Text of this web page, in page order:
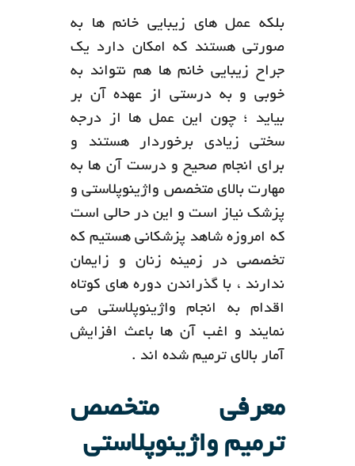
بلکه عمل های زیبایی خانم ها به
صورتی هستند که امکان دارد یک
جراح زیبایی خانم ها هم نتواند به
خوبی و به درستی از عهده آن بر
بیاید ؛ چون این عمل ها از درجه
سختی زیادی برخوردار هستند و
برای انجام صحیح و درست آن ها به
مهارت بالای متخصص واژینوپلاستی و
پزشک نیاز است و این در حالی است
که امروزه شاهد پزشکانی هستیم که
تخصصی در زمینه زنان و زایمان
ندارند ، با گذراندن دوره های کوتاه
اقدام به انجام واژینوپلاستی می
نمایند و اغب آن ها باعث افزایش
آمار بالای ترمیم شده اند .
معرفی متخصص
ترمیم واژینوپلاستی